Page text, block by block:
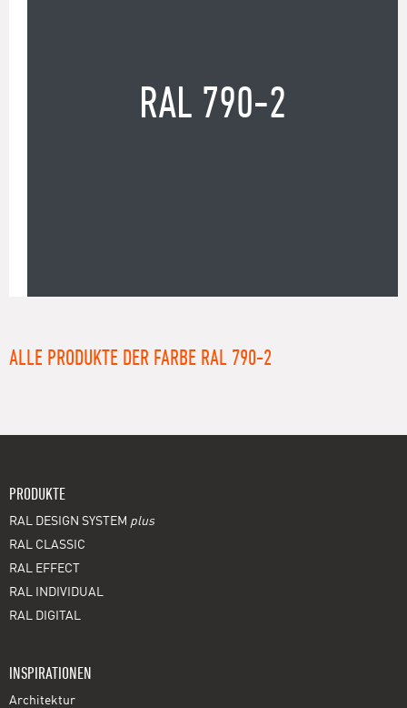
RAL 790-2
ALLE PRODUKTE DER FARBE RAL 790-2
PRODUKTE
RAL DESIGN SYSTEM plus
RAL CLASSIC
RAL EFFECT
RAL INDIVIDUAL
RAL DIGITAL
INSPIRATIONEN
Architektur